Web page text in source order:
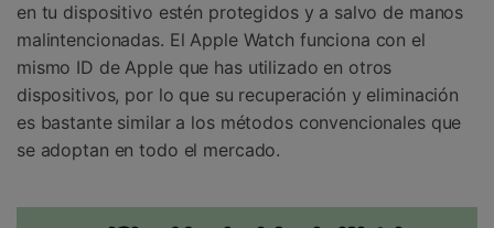
en tu dispositivo estén protegidos y a salvo de manos
malintencionadas. El Apple Watch funciona con el
mismo ID de Apple que has utilizado en otros
dispositivos, por lo que su recuperación y eliminación
es bastante similar a los métodos convencionales que
se adoptan en todo el mercado.